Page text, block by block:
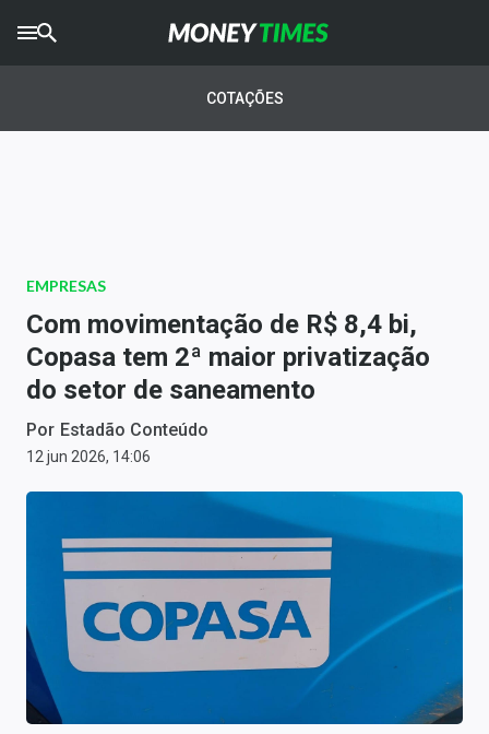
AGROTIMES
Newsletters
Anuncie
Últimas Notícias
Cotações
Comprar ou vender?
Carteiras Recomendadas
Central de Dividendos
COTAÇÕES
EMPRESAS
Com movimentação de R$ 8,4 bi,
Copasa tem 2ª maior privatização
do setor de saneamento
Por Estadão Conteúdo
12 jun 2026, 14:06